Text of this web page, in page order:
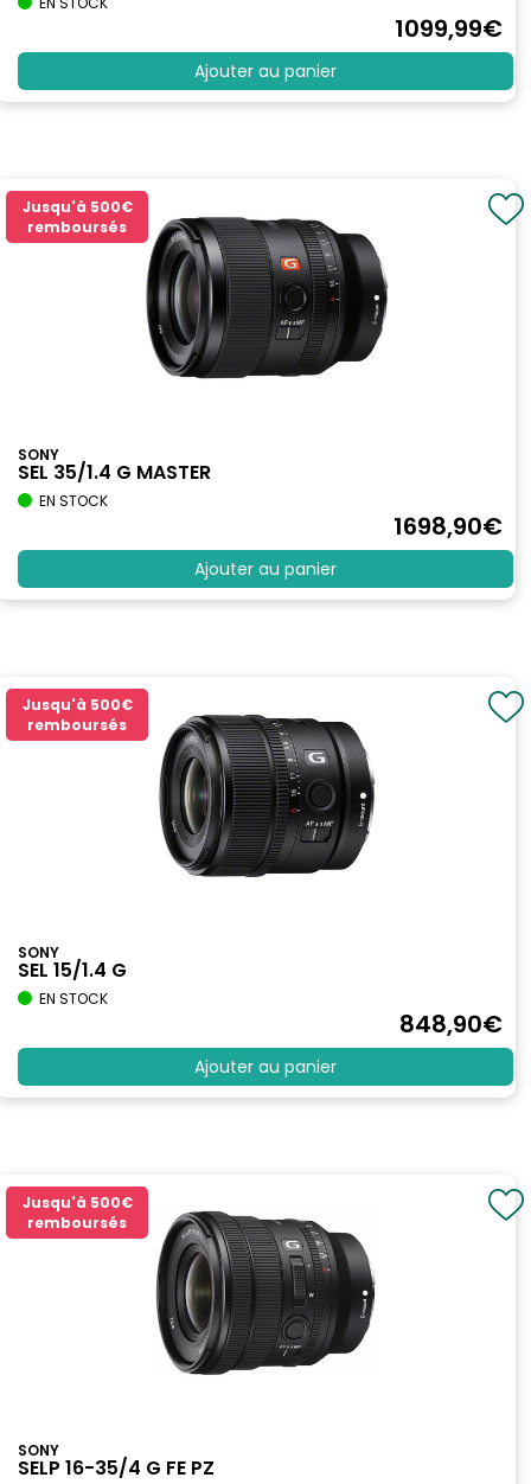
1099,99€
Ajouter au panier
Jusqu'à 500€
remboursés
SONY
SEL 35/1.4 G MASTER
EN STOCK
1698,90€
Ajouter au panier
Jusqu'à 500€
remboursés
SONY
SEL 15/1.4 G
EN STOCK
848,90€
Ajouter au panier
Jusqu'à 500€
remboursés
SONY
SELP 16-35/4 G FE PZ